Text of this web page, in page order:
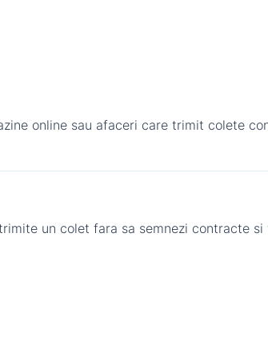
online sau afaceri care trimit colete
un colet fara sa semnezi contracte